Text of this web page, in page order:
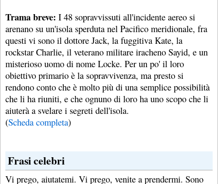
Trama breve: I 48 sopravvissuti all'incidente aereo si
arenano su un'isola sperduta nel Pacifico meridionale, fra
questi vi sono il dottore Jack, la fuggitiva Kate, la
rockstar Charlie, il veterano militare iracheno Sayid, e un
misterioso uomo di nome Locke. Per un po' il loro
obiettivo primario è la sopravvivenza, ma presto si
rendono conto che è molto più di una semplice possibilità
che li ha riuniti, e che ognuno di loro ha uno scopo che li
aiuterà a svelare i segreti dell'isola.
(Scheda completa)
Frasi celebri
Vi prego, aiutatemi. Vi prego, venite a prendermi. Sono